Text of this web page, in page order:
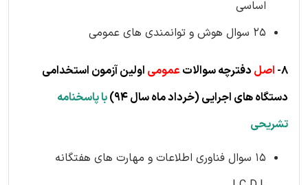
اساسی
25 سوال هوش و توانمندی های عمومی
8- اصل دفترچه سوالات عمومی اولین آزمون استخدامی
دستگاه های اجرایی(خرداد ماه سال 94)
با پاسخنامه
تشریحی
۱۵ سوال فناوری اطلاعات و مهارت های هفتگانه